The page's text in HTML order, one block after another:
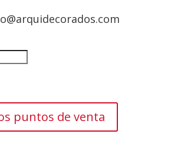
puntos de venta